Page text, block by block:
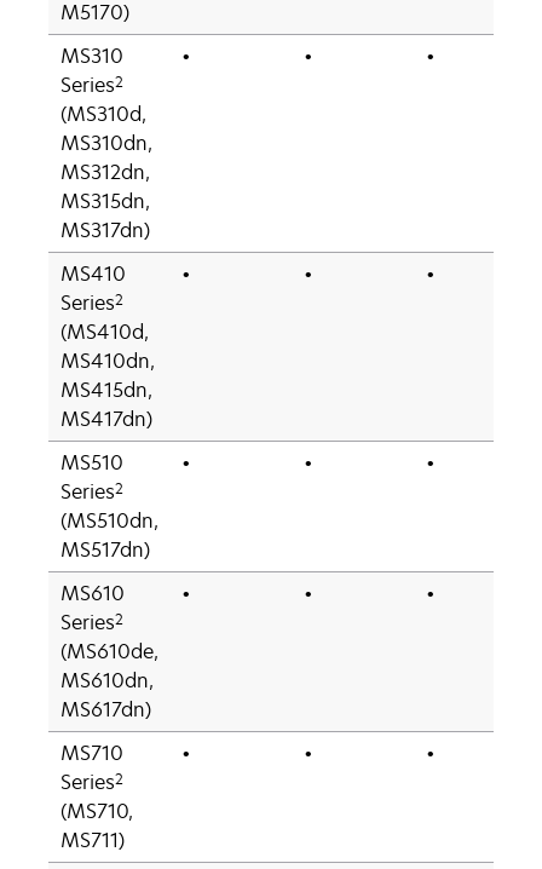
M5170)
MS310
Series2
(MS310d,
MS310dn,
MS312dn,
MS315dn,
MS317dn)
• • •
MS410
Series2
(MS410d,
MS410dn,
MS415dn,
MS417dn)
• • •
MS510
Series2
(MS510dn,
MS517dn)
• • •
MS610
Series2
(MS610de,
MS610dn,
MS617dn)
• • •
MS710
Series2
(MS710,
MS711)
• • •